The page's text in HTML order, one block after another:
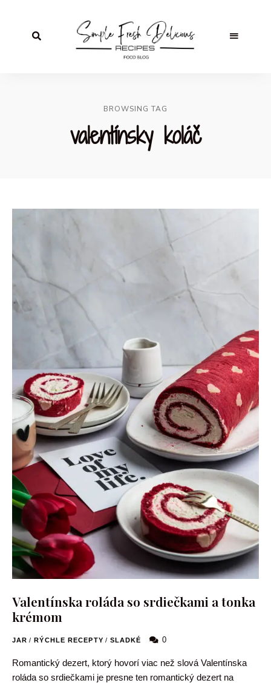
BROWSING TAG
valentínsky koláč
Valentínska roláda so srdiečkami a tonka
krémom
JAR / RÝCHLE RECEPTY / SLADKÉ 0
Romantický dezert, ktorý hovorí viac než slová Valentínska
roláda so srdiečkami je presne ten romantický dezert na